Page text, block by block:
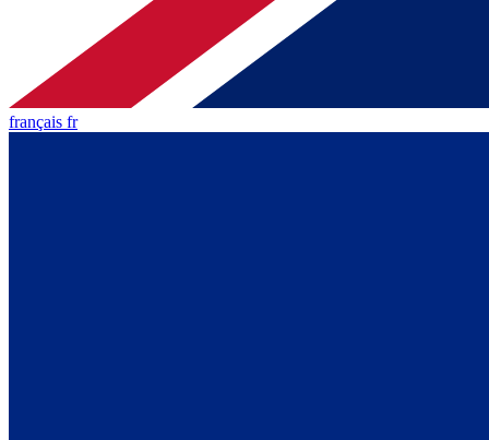
français fr